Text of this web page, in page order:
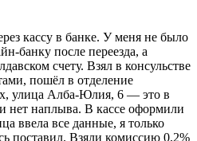
кассу в банке. У меня не было
банку после переезда, а
счету. Взял в консульстве
пошёл в отделение
улица Алба-Юлия, 6 — это в
нет наплыва. В кассе оформили
ввела все данные, я только
поставил. Взяли комиссию 0,2%